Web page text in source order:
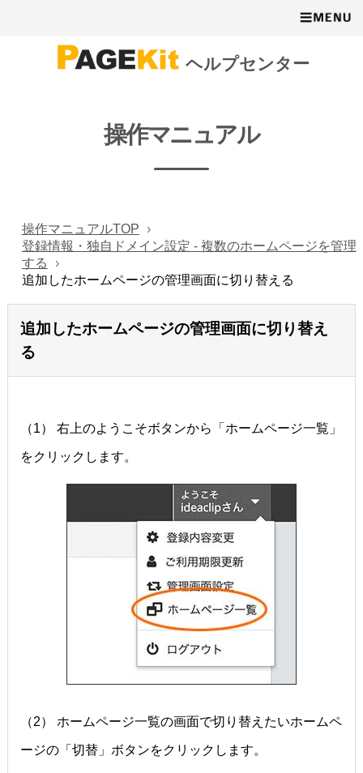
ヘルプセンター
操作マニュアル
操作マニュアルTOP
登録情報・独自ドメイン設定 - 複数のホームページを管理
する
追加したホームページの管理画面に切り替える
追加したホームページの管理画面に切り替え
る
（1） 右上のようこそボタンから「ホームページ一覧」
をクリックします。
（2） ホームページ一覧の画面で切り替えたいホームペ
ージの「切替」ボタンをクリックします。